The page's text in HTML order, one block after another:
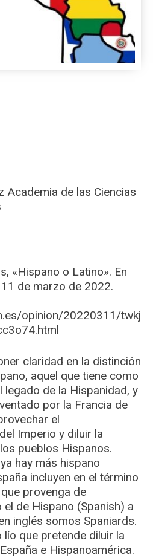
Academia de las Ciencias
«Hispano o Latino». En
de marzo de 2022.
opinion/20220311/twkj
claridad en la distinción
aquel que tiene como
legado de la Hispanidad, y
por la Francia de
el
Imperio y diluir la
pueblos Hispanos.
hay más hispano
incluyen en el término
provenga de
el de Hispano (Spanish) a
inglés somos Spaniards.
lío que pretende diluir la
e Hispanoamérica.